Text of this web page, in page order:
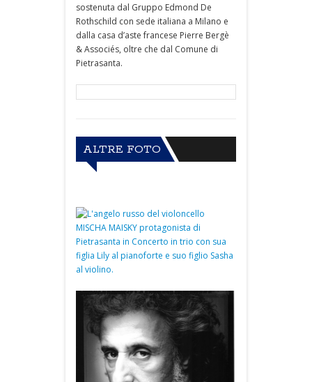
sostenuta dal Gruppo Edmond De
Rothschild con sede italiana a Milano e
dalla casa d’aste francese Pierre Bergè
& Associés, oltre che dal Comune di
Pietrasanta.
ALTRE FOTO